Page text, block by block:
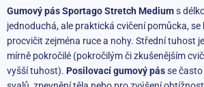
Gumový pás Sportago Stretch Mediums
jednoduchá, ale praktická cvičení pomůcka,
procvičit zejména ruce a nohy. Střední tuhost
mírně pokročilé (pokročilým či zkušenějším
vyšší tuhost). Posilovací gumový pásse